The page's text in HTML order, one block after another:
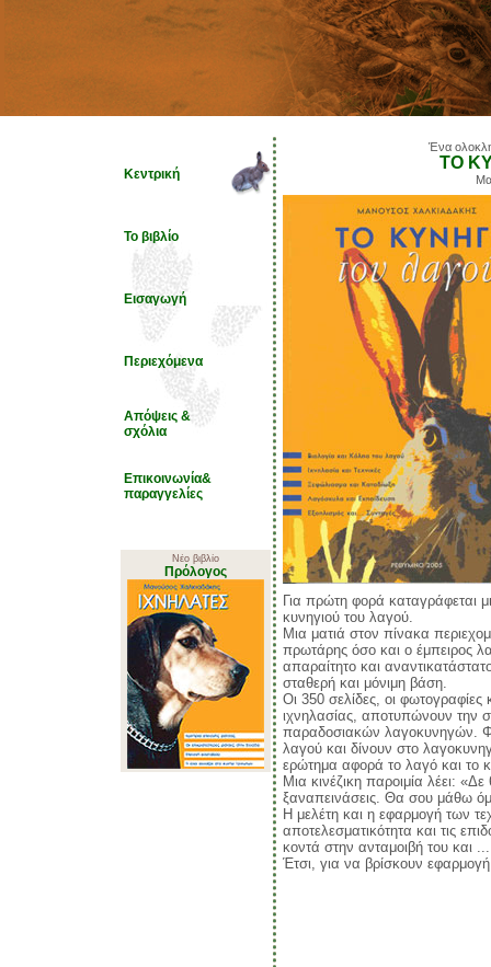
Κεντρική
Το βιβλίο
Εισαγωγή
Περιεχόμενα
Απόψεις &
σχόλια
Επικοινωνία&
παραγγελίες
Νέο βιβλίο
Πρόλογος
Ένα
ΤΟ
Για πρώτη φορά καταγράφεται
κυνηγιού του λαγού.
Μια ματιά στον πίνακα
πρωτάρης όσο και ο έμπειρος
απαραίτητο και
σταθερή και μόνιμη βάση.
Οι 350 σελίδες, οι
ιχνηλασίας, αποτυπώνουν την
παραδοσιακών λαγοκυνηγών.
λαγού και δίνουν στο
ερώτημα αφορά το λαγό και το
Μια κινέζικη παροιμία λέει:
ξαναπεινάσεις. Θα σου μάθω
Η μελέτη και η εφαρμογή των
αποτελεσματικότητα και τις
κοντά στην ανταμοιβή του και
Έτσι, για να βρίσκουν